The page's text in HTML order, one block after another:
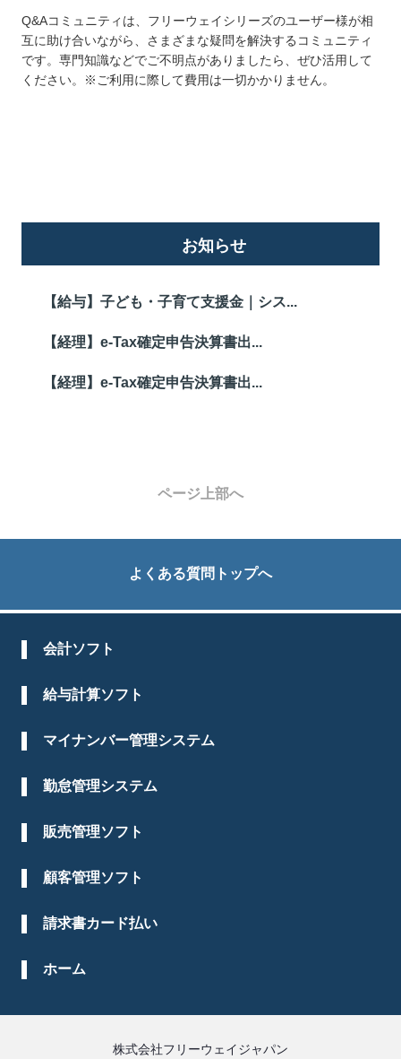
Q&Aコミュニティは、フリーウェイシリーズのユーザー様が相
互に助け合いながら、さまざまな疑問を解決するコミュニティ
です。専門知識などでご不明点がありましたら、ぜひ活用して
ください。※ご利用に際して費用は一切かかりません。
お知らせ
【給与】子ども・子育て支援金｜シス...
【経理】e-Tax確定申告決算書出...
【経理】e-Tax確定申告決算書出...
ページ上部へ
よくある質問トップへ
会計ソフト
給与計算ソフト
マイナンバー管理システム
勤怠管理システム
販売管理ソフト
顧客管理ソフト
請求書カード払い
ホーム
株式会社フリーウェイジャパン